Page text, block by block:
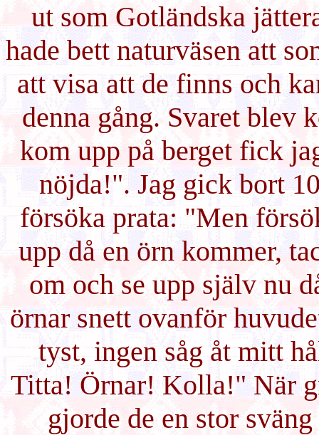
ut som Gotländska
hade bett naturväsen att
att visa att de finns och
denna gång. Svaret
kom upp på berget fick
nöjda!". Jag gick bort
försöka prata: "Men
upp då en örn kommer,
om och se upp själv nu
örnar snett ovanför
tyst, ingen såg åt mitt
Titta! Örnar! Kolla!" När
gjorde de en stor